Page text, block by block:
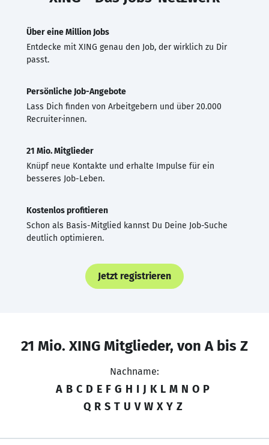
Über eine Million Jobs
Entdecke mit XING genau den Job, der wirklich zu Dir
passt.
Persönliche Job-Angebote
Lass Dich finden von Arbeitgebern und über 20.000
Recruiter·innen.
21 Mio. Mitglieder
Knüpf neue Kontakte und erhalte Impulse für ein
besseres Job-Leben.
Kostenlos profitieren
Schon als Basis-Mitglied kannst Du Deine Job-Suche
deutlich optimieren.
Jetzt registrieren
21 Mio. XING Mitglieder, von A bis Z
Nachname:
A B C D E F G H I J K L M N O P
Q R S T U V W X Y Z